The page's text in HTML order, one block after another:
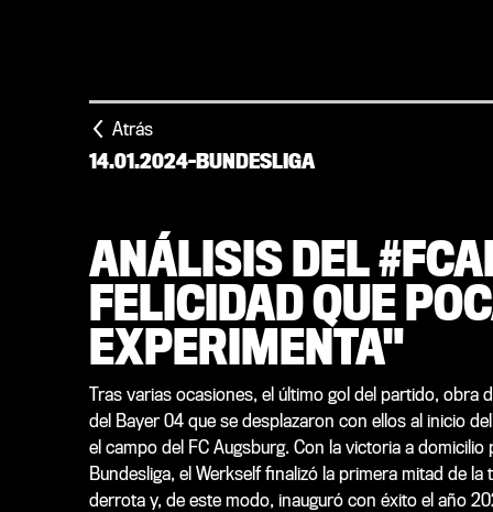
Atrás
14.01.2024-BUNDESLIGA
ANÁLISIS DEL
FELICIDAD QUE
EXPERIMENTA"
Tras varias ocasiones, el último gol del partido, obra
del Bayer 04 que se desplazaron con ellos al inicio
el campo del FC Augsburg. Con la victoria a
Bundesliga, el Werkself finalizó la primera mitad de
derrota y, de este modo, inauguró con éxito el año